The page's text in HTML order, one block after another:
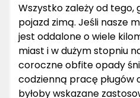
Wszystko zależy od tego,
pojazd zimą. Jeśli nasze
jest oddalone o wiele
miast i w dużym stopniu
coroczne obfite opady
codzienną pracę pługów
byłoby wskazane